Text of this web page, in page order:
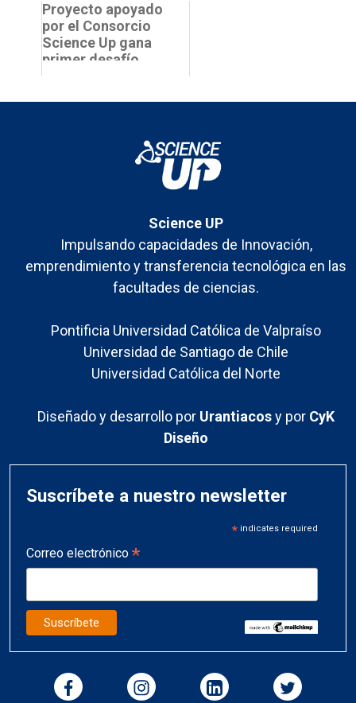
emprendimiento
de b...
Proyecto apoyado
por el Consorcio
Science Up gana
primer desafío
Science UP
Impulsando capacidades de Innovación,
emprendimiento y transferencia tecnológica en las
facultades de ciencias.
Pontificia Universidad Católica de Valpraíso
Universidad de Santiago de Chile
Universidad Católica del Norte
Diseñado y desarrollo por Urantiacosy por CyK
Diseño
Suscríbete a nuestro newsletter
*indicates required
Correo electrónico *